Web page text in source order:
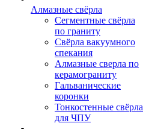
Алмазные свёрла
Сегментные свёрла
по граниту
Свёрла вакуумного
спекания
Алмазные сверла по
керамограниту
Гальванические
коронки
Тонкостенные свёрла
для ЧПУ